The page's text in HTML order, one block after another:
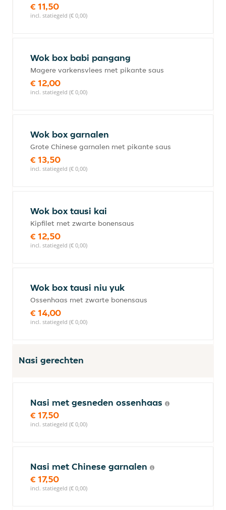
€ 11,50
incl. statiegeld (€ 0,00)
Wok box babi pangang
Magere varkensvlees met pikante saus
€ 12,00
incl. statiegeld (€ 0,00)
Wok box garnalen
Grote Chinese garnalen met pikante saus
€ 13,50
incl. statiegeld (€ 0,00)
Wok box tausi kai
Kipfilet met zwarte bonensaus
€ 12,50
incl. statiegeld (€ 0,00)
Wok box tausi niu yuk
Ossenhaas met zwarte bonensaus
€ 14,00
incl. statiegeld (€ 0,00)
Nasi gerechten
Nasi met gesneden ossenhaas
€ 17,50
incl. statiegeld (€ 0,00)
Nasi met Chinese garnalen
€ 17,50
incl. statiegeld (€ 0,00)